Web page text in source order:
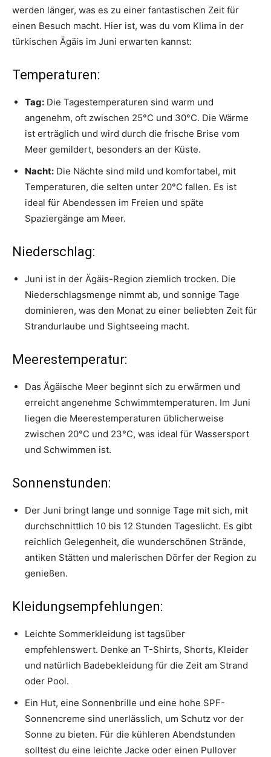
werden länger, was es zu einer fantastischen Zeit für
einen Besuch macht. Hier ist, was du vom Klima in der
türkischen Ägäis im Juni erwarten kannst:
Temperaturen:
Tag: Die Tagestemperaturen sind warm und
angenehm, oft zwischen 25°C und 30°C. Die Wärme
ist erträglich und wird durch die frische Brise vom
Meer gemildert, besonders an der Küste.
Nacht: Die Nächte sind mild und komfortabel, mit
Temperaturen, die selten unter 20°C fallen. Es ist
ideal für Abendessen im Freien und späte
Spaziergänge am Meer.
Niederschlag:
Juni ist in der Ägäis-Region ziemlich trocken. Die
Niederschlagsmenge nimmt ab, und sonnige Tage
dominieren, was den Monat zu einer beliebten Zeit für
Strandurlaube und Sightseeing macht.
Meerestemperatur:
Das Ägäische Meer beginnt sich zu erwärmen und
erreicht angenehme Schwimmtemperaturen. Im Juni
liegen die Meerestemperaturen üblicherweise
zwischen 20°C und 23°C, was ideal für Wassersport
und Schwimmen ist.
Sonnenstunden:
Der Juni bringt lange und sonnige Tage mit sich, mit
durchschnittlich 10 bis 12 Stunden Tageslicht. Es gibt
reichlich Gelegenheit, die wunderschönen Strände,
antiken Stätten und malerischen Dörfer der Region zu
genießen.
Kleidungsempfehlungen:
Leichte Sommerkleidung ist tagsüber
empfehlenswert. Denke an T-Shirts, Shorts, Kleider
und natürlich Badebekleidung für die Zeit am Strand
oder Pool.
Ein Hut, eine Sonnenbrille und eine hohe SPF-
Sonnencreme sind unerlässlich, um Schutz vor der
Sonne zu bieten. Für die kühleren Abendstunden
solltest du eine leichte Jacke oder einen Pullover